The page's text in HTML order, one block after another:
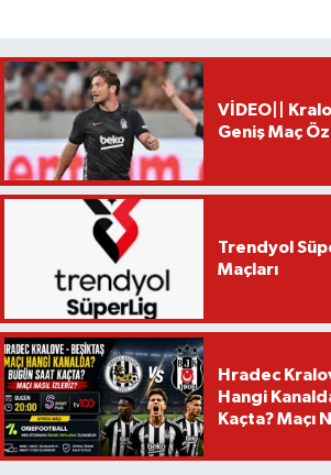
VİDEO||
Geniş Maç
Trendyol
Maçları
Hradec
Hangi
Kaçta? Maçı